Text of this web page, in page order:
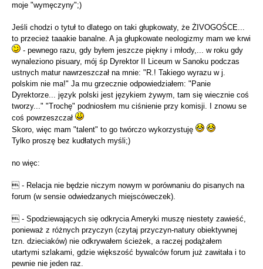
moje "wymęczyny";)
Jeśli chodzi o tytuł to dlatego on taki głupkowaty, że ŻIVOGOŚCE...
to przecież taaakie banalne. A ja głupkowate neologizmy mam we krwi
- pewnego razu, gdy byłem jeszcze piękny i młody,... w roku gdy
wynaleziono pisuary, mój śp Dyrektor II Liceum w Sanoku podczas
ustnych matur nawrzeszczał na mnie: "R.! Takiego wyrazu w j.
polskim nie ma!" Ja mu grzecznie odpowiedziałem: "Panie
Dyrektorze... język polski jest językiem żywym, tam się wiecznie coś
tworzy..." "Trochę" podniosłem mu ciśnienie przy komisji. I znowu se
coś powrzeszczał
Skoro, więc mam "talent" to go twórczo wykorzystuję
Tylko proszę bez kudłatych myśli;)
no więc:
 - Relacja nie będzie niczym nowym w porównaniu do pisanych na
forum (w sensie odwiedzanych miejscóweczek).
 - Spodziewających się odkrycia Ameryki muszę niestety zawieść,
ponieważ z różnych przyczyn (czytaj przyczyn-natury obiektywnej
tzn. dzieciaków) nie odkrywałem ścieżek, a raczej podążałem
utartymi szlakami, gdzie większość bywalców forum już zawitała i to
pewnie nie jeden raz.